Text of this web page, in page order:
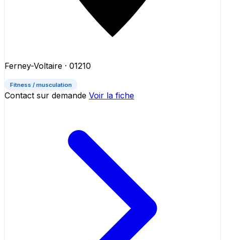
Ferney-Voltaire · 01210
Fitness / musculation
Contact sur demande Voir la fiche